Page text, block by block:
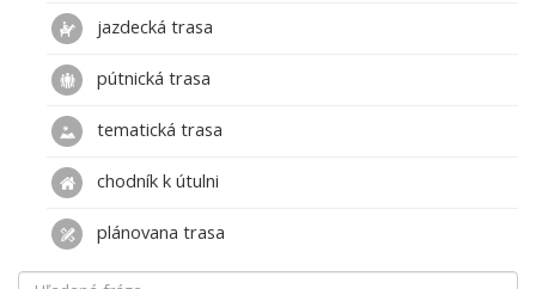
jazdecká trasa
pútnická trasa
tematická trasa
chodník k útulni
plánovana trasa